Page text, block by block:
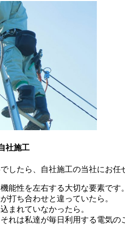
社施工
したら、自社施工の当社にお任
能性を左右する大切な要素です。
打ち合わせと違っていたら。
まれていなかったら。
れは私達が毎日利用する電気の